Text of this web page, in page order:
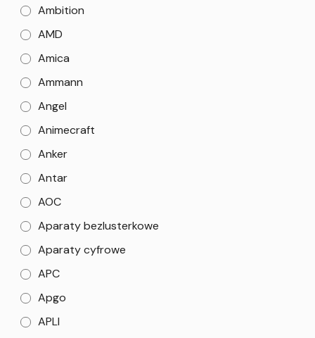
Ambition
AMD
Amica
Ammann
Angel
Animecraft
Anker
Antar
AOC
Aparaty bezlusterkowe
Aparaty cyfrowe
APC
Apgo
APLI